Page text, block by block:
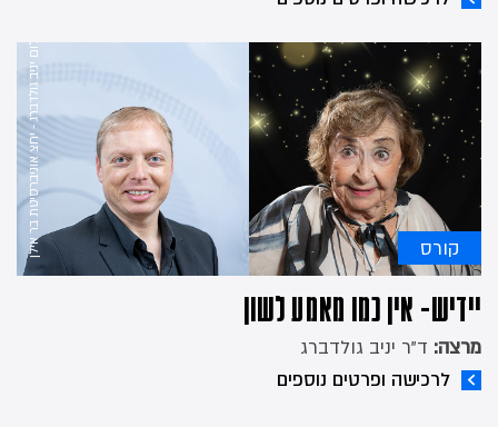
קורס
יידיש- אין כמו מאמע לשון
מרצה: ד"ר יניב גולדברג
לרכישה ופרטים נוספים